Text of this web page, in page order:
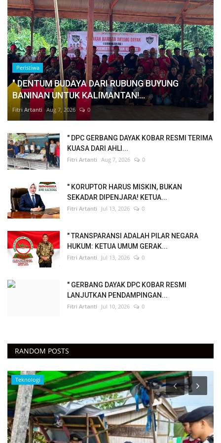
Peristiwa
" DENTUM BUDAYA DARI RUBUNG BUYUNG
BANINAN UNTUK KALIMANTAN!...
Fitri Artanti Aug 7, 2026 0
" DPC GERBANG DAYAK KOBAR RESMI TERIMA
KUASA DARI AHLI...
Fitri Artanti Aug 7, 2026 0
" KORUPTOR HARUS MISKIN, BUKAN
SEKADAR DIPENJARA! KETUA...
Fitri Artanti Jul 13, 2026 0
" TRANSPARANSI ADALAH PILAR NEGARA
HUKUM: KETUA UMUM GERAK...
Fitri Artanti Jul 13, 2026 0
" GERBANG DAYAK DPC KOBAR RESMI
LANJUTKAN PENDAMPINGAN...
Fitri Artanti Jul 10, 2026 0
RANDOM POSTS
Teknologi